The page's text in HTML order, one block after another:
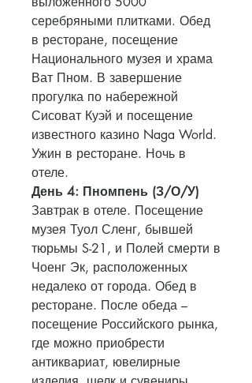
серебряными плитками. Обед
в ресторане, посещение
Национального музея и храма
Ват Пном. В завершение
прогулка по набережной
Сисоват Куэй и посещение
известного казино Naga World.
Ужин в ресторане. Ночь в
отеле.
День 4: Пномпень (З/О/У)
Завтрак в отеле. Посещение
музея Туол Сленг, бывшей
тюрьмы S-21, и Полей смерти в
Чоенг Эк, расположенных
недалеко от города. Обед в
ресторане. После обеда –
посещение Российского рынка,
где можно приобрести
антиквариат, ювелирные